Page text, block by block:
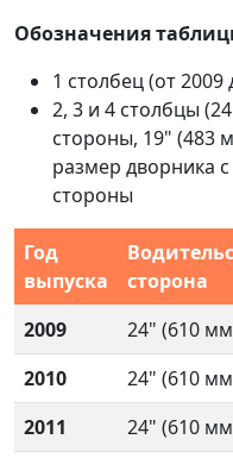
Обозначения
1 столбец (от 2009
2, 3 и 4 столбцы
стороны, 19" (483
размер дворника
стороны
Год
выпуска
сторона
2009 24" (610
2010
24" (610
2011
24" (610